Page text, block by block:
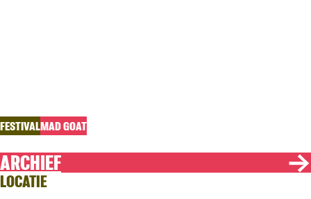
FESTIVALMAD GOAT
ARCHIEF
LOCATIE